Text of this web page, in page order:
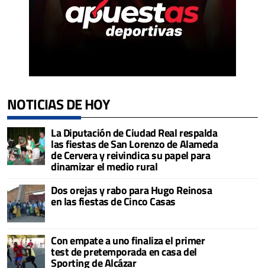
NOTICIAS DE HOY
La Diputación de Ciudad Real respalda
las fiestas de San Lorenzo de Alameda
de Cervera y reivindica su papel para
dinamizar el medio rural
Dos orejas y rabo para Hugo Reinosa
en las fiestas de Cinco Casas
Con empate a uno finaliza el primer
test de pretemporada en casa del
Sporting de Alcázar